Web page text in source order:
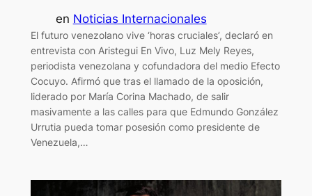
en Noticias Internacionales
El futuro venezolano vive ‘horas cruciales’, declaró en
entrevista con Aristegui En Vivo, Luz Mely Reyes,
periodista venezolana y cofundadora del medio Efecto
Cocuyo. Afirmó que tras el llamado de la oposición,
liderado por María Corina Machado, de salir
masivamente a las calles para que Edmundo González
Urrutia pueda tomar posesión como presidente de
Venezuela,…